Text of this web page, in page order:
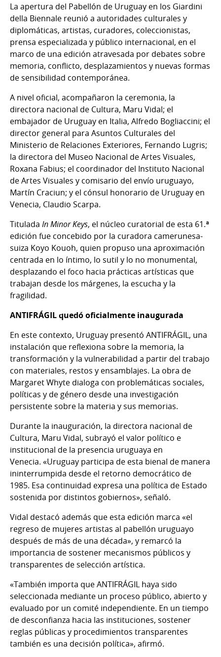
La apertura del Pabellón de Uruguay en los Giardini
della Biennale reunió a autoridades culturales y
diplomáticas, artistas, curadores, coleccionistas,
prensa especializada y público internacional, en el
marco de una edición atravesada por debates sobre
memoria, conflicto, desplazamientos y nuevas formas
de sensibilidad contemporánea.
A nivel oficial, acompañaron la ceremonia, la
directora nacional de Cultura, Maru Vidal; el
embajador de Uruguay en Italia, Alfredo Bogliaccini; el
director general para Asuntos Culturales del
Ministerio de Relaciones Exteriores, Fernando Lugris;
la directora del Museo Nacional de Artes Visuales,
Roxana Fabius; el coordinador del Instituto Nacional
de Artes Visuales y comisario del envío uruguayo,
Martín Craciun; y el cónsul honorario de Uruguay en
Venecia, Claudio Scarpa.
Titulada In Minor Keys, el núcleo curatorial de esta 61.ª
edición fue concebido por la curadora camerunesa-
suiza Koyo Kouoh, quien propuso una aproximación
centrada en lo íntimo, lo sutil y lo no monumental,
desplazando el foco hacia prácticas artísticas que
trabajan desde los márgenes, la escucha y la
fragilidad.
ANTIFRÁGIL quedó oficialmente inaugurada
En este contexto, Uruguay presentó ANTIFRÁGIL, una
instalación que reflexiona sobre la memoria, la
transformación y la vulnerabilidad a partir del trabajo
con materiales, restos y ensamblajes. La obra de
Margaret Whyte dialoga con problemáticas sociales,
políticas y de género desde una investigación
persistente sobre la materia y sus memorias.
Durante la inauguración, la directora nacional de
Cultura, Maru Vidal, subrayó el valor político e
institucional de la presencia uruguaya en
Venecia. «Uruguay participa de esta bienal de manera
ininterrumpida desde el retorno democrático de
1985. Esa continuidad expresa una política de Estado
sostenida por distintos gobiernos», señaló.
Vidal destacó además que esta edición marca «el
regreso de mujeres artistas al pabellón uruguayo
después de más de una década», y remarcó la
importancia de sostener mecanismos públicos y
transparentes de selección artística.
«También importa que ANTIFRÁGIL haya sido
seleccionada mediante un proceso público, abierto y
evaluado por un comité independiente. En un tiempo
de desconfianza hacia las instituciones, sostener
reglas públicas y procedimientos transparentes
también es una decisión política», afirmó.